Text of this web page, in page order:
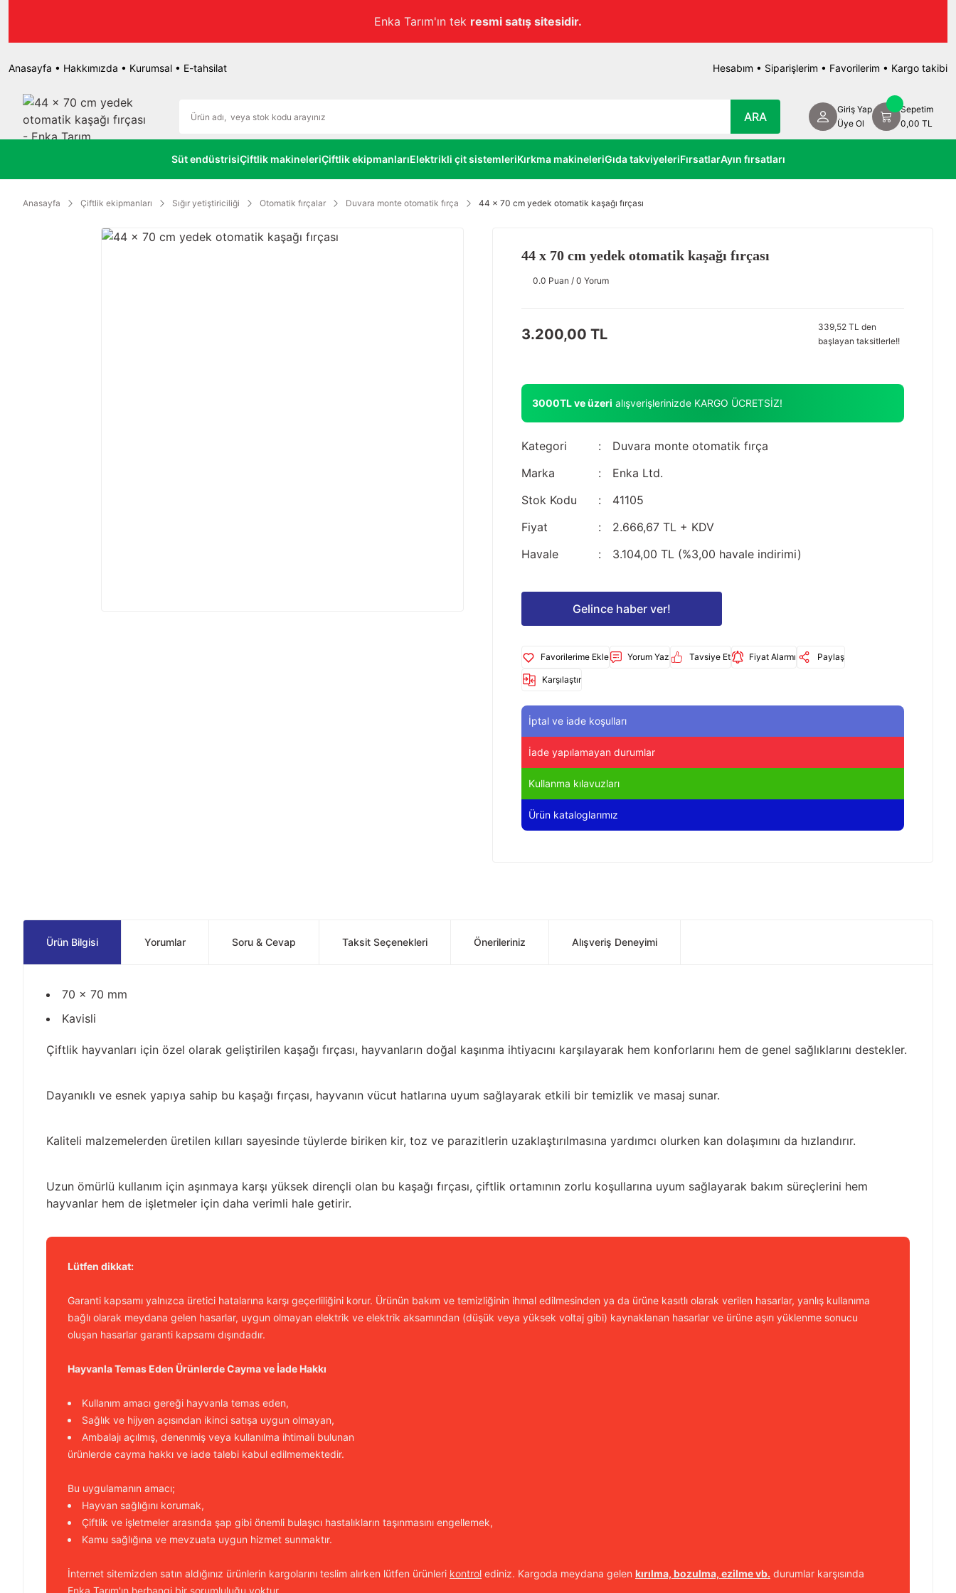
Havale ile ödemelerdealt limitsiz %3 EKSTRA İNDİRİM!
Anasayfa • Hakkımızda • Kurumsal • E-tahsilat Hesabım • Siparişlerim • Favorilerim • Kargo takibi
ARA
Giriş Yap
Üye Ol
Sepetim
0,00 TL
Süt endüstrisiÇiftlik makineleriÇiftlik ekipmanlarıElektrikli çit sistemleriKırkma makineleriGıda takviyeleriFırsatlarAyın fırsatları
Anasayfa Çiftlik ekipmanları Sığır yetiştiriciliği Otomatik fırçalar Duvara monte otomatik fırça 44 x 70 cm yedek otomatik kaşağı fırçası
44 x 70 cm yedek otomatik kaşağı fırçası
0.0 Puan / 0 Yorum
3.200,00 TL
339,52 TL den
başlayan taksitlerle!!
3000TL ve üzeri alışverişlerinizde KARGO ÜCRETSİZ!
Kategori
Duvara monte otomatik fırça
Marka
Enka Ltd.
Stok Kodu
41105
Fiyat
2.666,67 TL + KDV
Havale
3.104,00 TL (%3,00 havale indirimi)
Gelince haber ver!
Yorum Yaz Tavsiye Et Fiyat Alarmı Paylaş
Karşılaştır
İptal ve iade koşulları
İade yapılamayan durumlar
Kullanma kılavuzları
Ürün kataloglarımız
Ürün Bilgisi Yorumlar Soru & Cevap Taksit Seçenekleri Önerileriniz Alışveriş Deneyimi
70 x 70 mm
Kavisli
Çiftlik hayvanları için özel olarak geliştirilen kaşağı fırçası, hayvanların doğal kaşınma ihtiyacını karşılayarak hem konforlarını hem de genel sağlıklarını destekler.
Dayanıklı ve esnek yapıya sahip bu kaşağı fırçası, hayvanın vücut hatlarına uyum sağlayarak etkili bir temizlik ve masaj sunar.
Kaliteli malzemelerden üretilen kılları sayesinde tüylerde biriken kir, toz ve parazitlerin uzaklaştırılmasına yardımcı olurken kan dolaşımını da hızlandırır.
Uzun ömürlü kullanım için aşınmaya karşı yüksek dirençli olan bu kaşağı fırçası, çiftlik ortamının zorlu koşullarına uyum sağlayarak bakım süreçlerini hem
hayvanlar hem de işletmeler için daha verimli hale getirir.
Lütfen dikkat:
Garanti kapsamı yalnızca üretici hatalarına karşı geçerliliğini korur. Ürünün bakım ve temizliğinin ihmal edilmesinden ya da ürüne kasıtlı olarak verilen hasarlar, yanlış kullanıma
bağlı olarak meydana gelen hasarlar, uygun olmayan elektrik ve elektrik aksamından (düşük veya yüksek voltaj gibi) kaynaklanan hasarlar ve ürüne aşırı yüklenme sonucu
oluşan hasarlar garanti kapsamı dışındadır.
Hayvanla Temas Eden Ürünlerde Cayma ve İade Hakkı
Kullanım amacı gereği hayvanla temas eden,
Sağlık ve hijyen açısından ikinci satışa uygun olmayan,
Ambalajı açılmış, denenmiş veya kullanılma ihtimali bulunan
ürünlerde cayma hakkı ve iade talebi kabul edilmemektedir.
Bu uygulamanın amacı;
Hayvan sağlığını korumak,
Çiftlik ve işletmeler arasında şap gibi önemli bulaşıcı hastalıkların taşınmasını engellemek,
Kamu sağlığına ve mevzuata uygun hizmet sunmaktır.
İnternet sitemizden satın aldığınız ürünlerin kargolarını teslim alırken lütfen ürünleri kontrol ediniz. Kargoda meydana gelen kırılma, bozulma, ezilme vb. durumlar karşısında
Enka Tarım'ın herhangi bir sorumluluğu yoktur.